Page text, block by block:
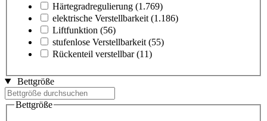
Härtegradregulierung (1.769)
elektrische Verstellbarkeit (1.186)
Liftfunktion (56)
stufenlose Verstellbarkeit (55)
Rückenteil verstellbar (11)
Bettgröße
Bettgröße